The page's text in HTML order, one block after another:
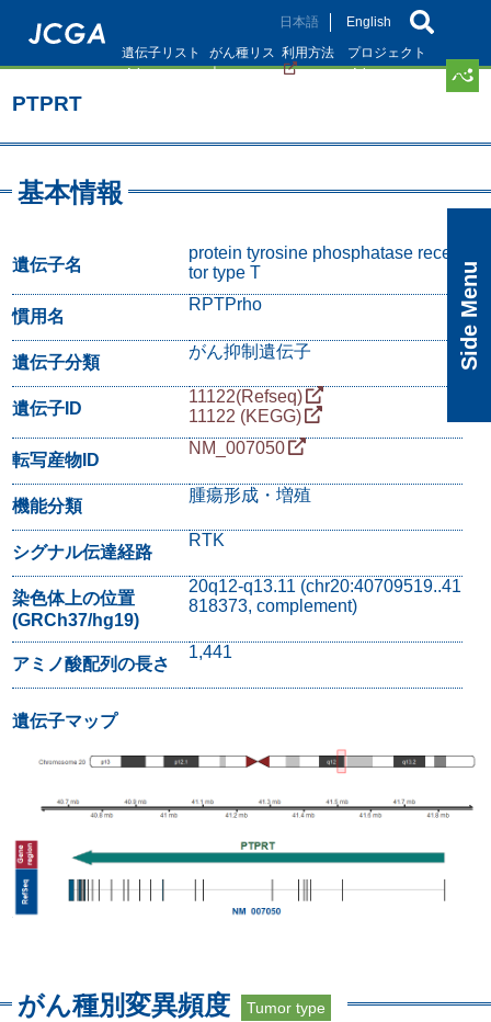
ン
ン
に
日本語
English
遺伝子リスト
がん種リス
ト
利用方法 プロジェクト
Side Menu
PTPRT
基本情報
遺伝子名
protein tyrosine phosphatase recep
tor type T
慣用名
RPTPrho
遺伝子分類
がん抑制遺伝子
遺伝子ID
11122(Refseq)
11122 (KEGG)
転写産物ID
NM_007050
機能分類
腫瘍形成・増殖
シグナル伝達経路
RTK
染色体上の位置
(GRCh37/hg19)
20q12-q13.11 (chr20:40709519..41
818373, complement)
アミノ酸配列の長さ
1,441
遺伝子マップ
がん種別変異頻度 Tumor type